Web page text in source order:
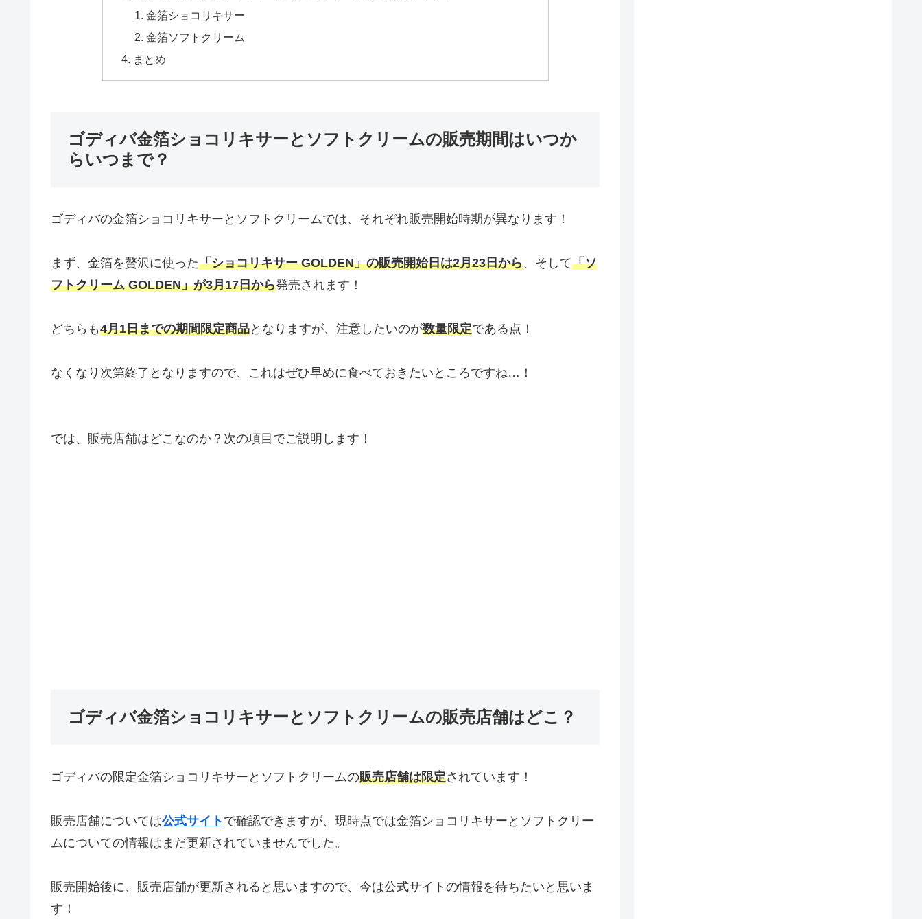
金箔ショコリキサー
金箔ソフトクリーム
まとめ
ゴディバ金箔ショコリキサーとソフトクリームの販売期間はいつか
らいつまで？
ゴディバの金箔ショコリキサーとソフトクリームでは、それぞれ販売開始時期が異なります！
まず、金箔を贅沢に使った「ショコリキサー GOLDEN」の販売開始日は2月23日から、そして「ソ
フトクリーム GOLDEN」が3月17日から発売されます！
どちらも4月1日までの期間限定商品となりますが、注意したいのが数量限定である点！
なくなり次第終了となりますので、これはぜひ早めに食べておきたいところですね…！
では、販売店舗はどこなのか？次の項目でご説明します！
ゴディバ金箔ショコリキサーとソフトクリームの販売店舗はどこ？
ゴディバの限定金箔ショコリキサーとソフトクリームの販売店舗は限定されています！
販売店舗については公式サイト で確認できますが、現時点では金箔ショコリキサーとソフトクリー
ムについての情報はまだ更新されていませんでした。
販売開始後に、販売店舗が更新されると思いますので、今は公式サイトの情報を待ちたいと思いま
す！